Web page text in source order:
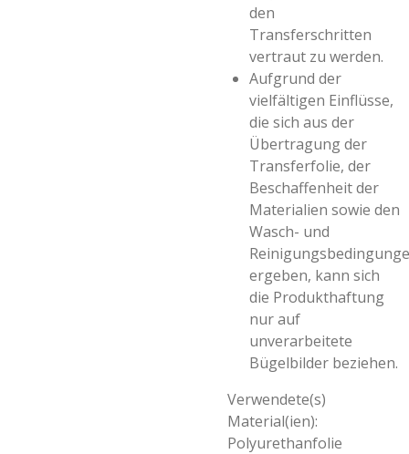
den
Transferschritten
vertraut zu werden.
Aufgrund der
vielfältigen Einflüsse,
die sich aus der
Übertragung der
Transferfolie, der
Beschaffenheit der
Materialien sowie den
Wasch- und
ergeben, kann sich
die Produkthaftung
nur auf
unverarbeitete
Bügelbilder beziehen.
Verwendete(s)
Material(ien):
Polyurethanfolie